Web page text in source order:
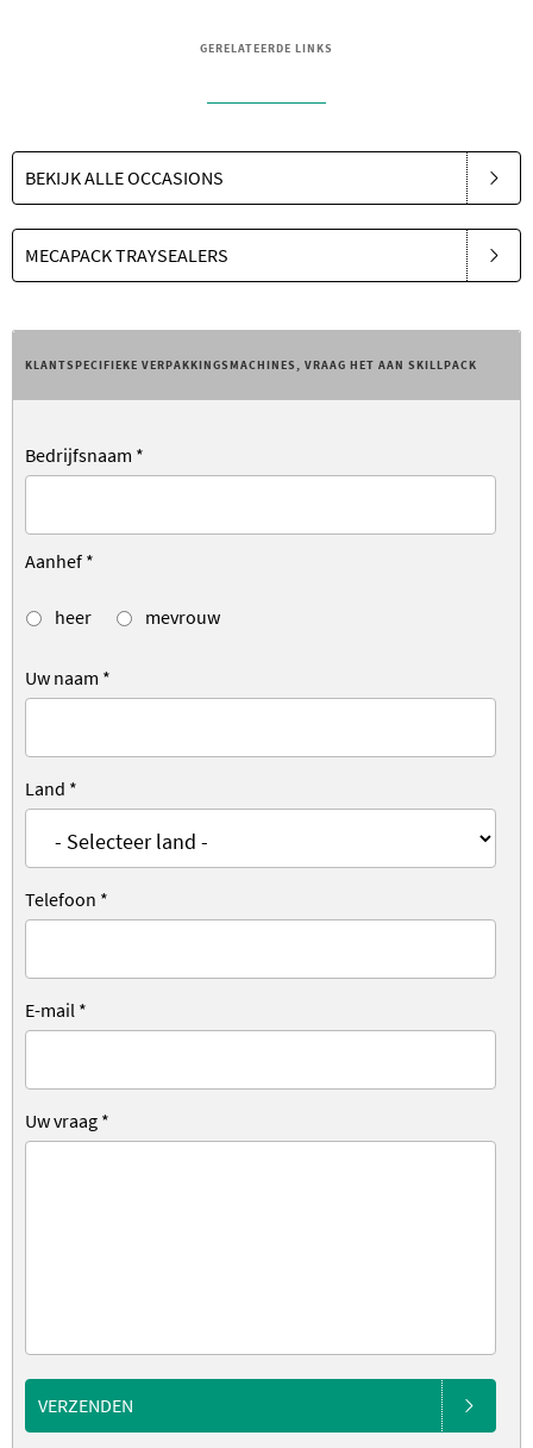
GERELATEERDE LINKS
BEKIJK ALLE OCCASIONS
MECAPACK TRAYSEALERS
KLANTSPECIFIEKE VERPAKKINGSMACHINES, VRAAG HET AAN SKILLPACK
Bedrijfsnaam *
Aanhef *
heer mevrouw
Uw naam *
Land *
Telefoon *
E-mail *
Uw vraag *
VERZENDEN